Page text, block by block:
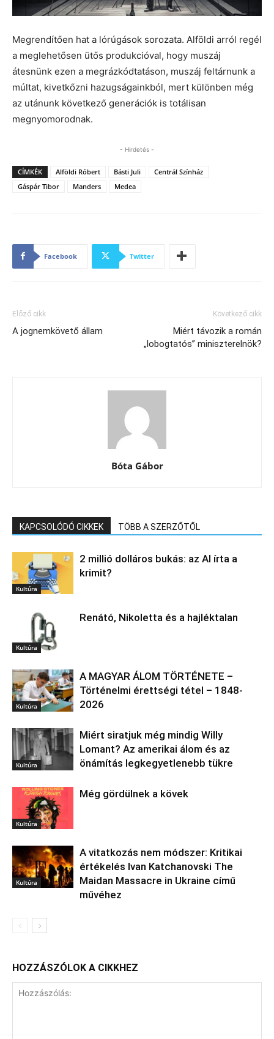
Megrendítően hat a lórúgások sorozata. Alföldi arról regél
a meglehetősen ütős produkcióval, hogy muszáj
átesnünk ezen a megrázkódtatáson, muszáj feltárnunk a
múltat, kivetkőzni hazugságainkból, mert különben még
az utánunk következő generációk is totálisan
megnyomorodnak.
- Hirdetés -
CÍMKÉK Alföldi Róbert Básti Juli
Centrál Színház
Gáspár Tibor
Manders Medea
Facebook Twitter
Előző cikk
A jognemkövető állam
Következő cikk
Miért távozik a román
„lobogtatós” miniszterelnök?
Bóta Gábor
KAPCSOLÓDÓ CIKKEK TÖBB A SZERZŐTŐL
Kultúra
2 millió dolláros bukás: az AI írta a
krimit?
Kultúra
Renátó, Nikoletta és a hajléktalan
Kultúra
A MAGYAR ÁLOM TÖRTÉNETE –
Történelmi érettségi tétel – 1848-
2026
Kultúra
Miért siratjuk még mindig Willy
Lomant? Az amerikai álom és az
önámítás legkegyetlenebb tükre
Kultúra
Még gördülnek a kövek
Kultúra
A vitatkozás nem módszer: Kritikai
értékelés Ivan Katchanovski The
Maidan Massacre in Ukraine című
művéhez
HOZZÁSZÓLOK A CIKKHEZ